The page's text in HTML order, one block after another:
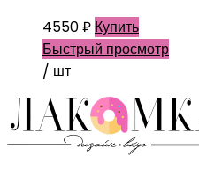
4550₽ Купить
Быстрый просмотр
/ шт